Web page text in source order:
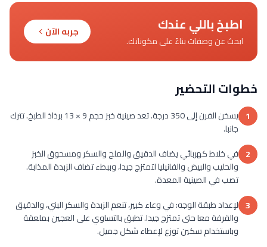
اطبخ باللي عندك
ابحث عن وصفات بناءً على مكوناتك.
جربه الآن
خطوات التحضير
1
يسخن الفرن إلى 350 درجة. تعد صينية خبز حجم 9 × 13 برذاذ الطبخ. تترك
جانبا.
2 في خلاط كهربائي يضاف الدقيق والملح والسكر ومسحوق الخبز
والحليب والبيض والفانيليا لتمتزج جيدا، وببطء تضاف الزبدة المذابة.
تصب في الصينية المعدة.
3 لإعداد طبقة الوجه: في وعاء كبير، تنعم الزبدة والسكر البني، والدقيق
والقرفة معا حتى تمتزج جيدا. تطبق بالتساوي على العجين بملعقة
وباستخدام سكين توزع لإعطاء شكل جميل.